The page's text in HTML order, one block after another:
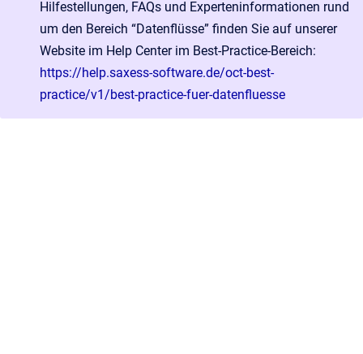
Hilfestellungen, FAQs und Experteninformationen rund
um den Bereich “Datenflüsse” finden Sie auf unserer
Website im Help Center im Best-Practice-Bereich:
https://help.saxess-software.de/oct-best-
practice/v1/best-practice-fuer-datenfluesse